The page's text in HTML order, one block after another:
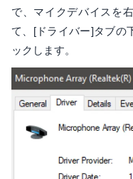
で、マイクデバイスを
て、[ドライバー]タブの
ックします。